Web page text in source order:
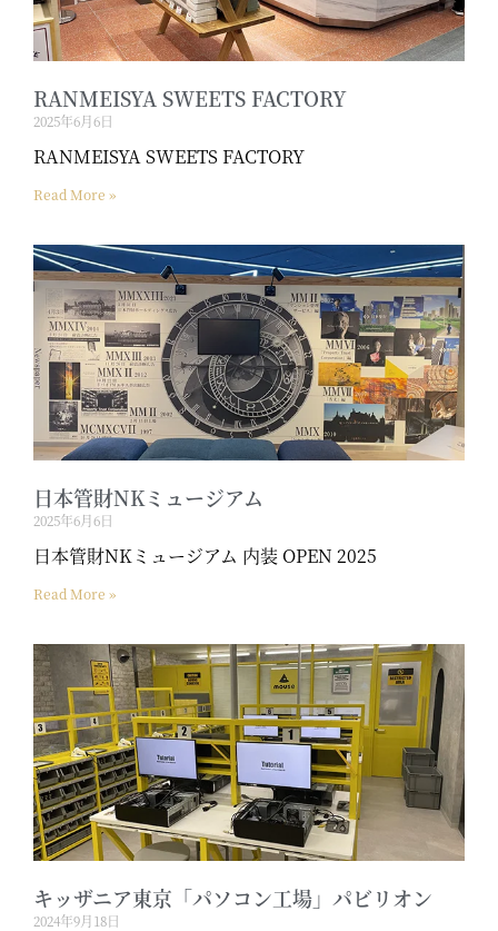
RANMEISYA SWEETS FACTORY
2025年6月6日
RANMEISYA SWEETS FACTORY
Read More »
日本管財NKミュージアム
2025年6月6日
日本管財NKミュージアム 内装 OPEN 2025
Read More »
キッザニア東京「パソコン工場」パビリオン
2024年9月18日